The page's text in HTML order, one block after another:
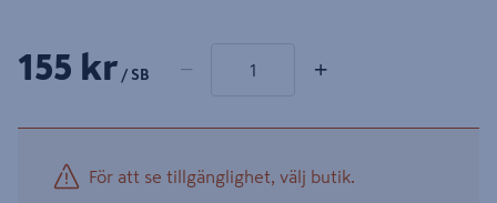
155 kr / SB − +
För att se tillgänglighet, välj butik.